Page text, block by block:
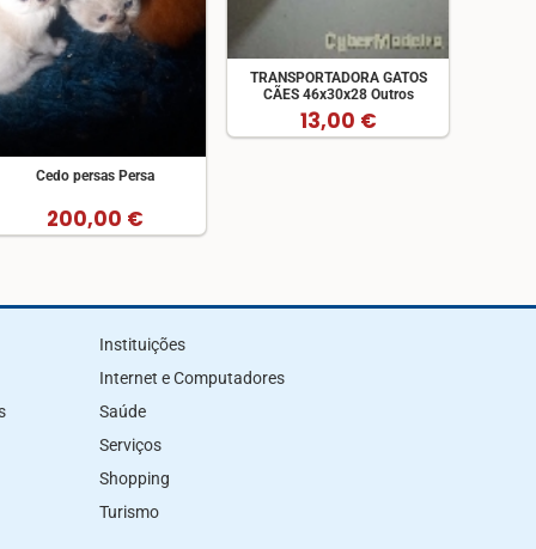
Cedo persas Persa
200,00 €
TRANSPORTADORA GATOS
CÃES 46x30x28 Outros
13,00 €
Instituições
Internet e Computadores
Saúde
Serviços
Shopping
Turismo